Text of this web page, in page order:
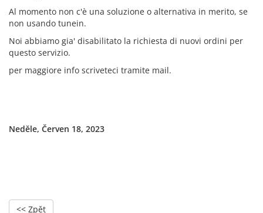
Al momento non c'è una soluzione o alternativa in merito, se
non usando tunein.
Noi abbiamo gia' disabilitato la richiesta di nuovi ordini per
questo servizio.
per maggiore info scriveteci tramite mail.
Neděle, Červen 18, 2023
<< Zpět